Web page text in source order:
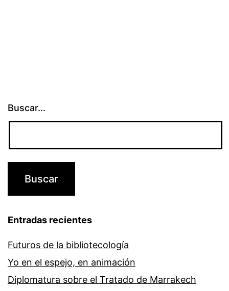
Buscar...
Entradas recientes
Futuros de la bibliotecología
Yo en el espejo, en animación
Diplomatura sobre el Tratado de Marrakech